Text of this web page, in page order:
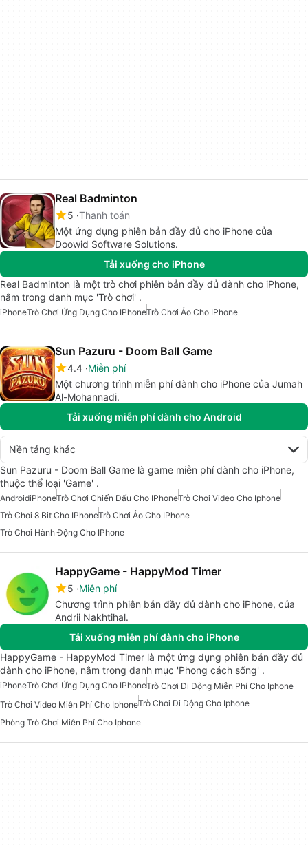
Real Badminton
5 Thanh toán
Một ứng dụng phiên bản đầy đủ cho iPhone của
Doowid Software Solutions.
Tải xuống cho iPhone
Real Badminton là một trò chơi phiên bản đầy đủ dành cho iPhone,
nằm trong danh mục 'Trò chơi' .
iPhoneTrò Chơi Ứng Dụng Cho IPhoneTrò Chơi Ảo Cho IPhone
Sun Pazuru - Doom Ball Game
4.4 Miễn phí
Một chương trình miễn phí dành cho iPhone của Jumah
Al-Mohannadi.
Tải xuống miễn phí dành cho Android
Nền tảng khác
Sun Pazuru - Doom Ball Game là game miễn phí dành cho iPhone,
thuộc thể loại 'Game' .
AndroidiPhoneTrò Chơi Chiến Đấu Cho IPhoneTrò Chơi Video Cho Iphone
Trò Chơi 8 Bit Cho IPhoneTrò Chơi Ảo Cho IPhone
Trò Chơi Hành Động Cho IPhone
HappyGame - HappyMod Timer
5 Miễn phí
Chương trình phiên bản đầy đủ dành cho iPhone, của
Andrii Nakhtihal.
Tải xuống miễn phí dành cho iPhone
HappyGame - HappyMod Timer là một ứng dụng phiên bản đầy đủ
dành cho iPhone, nằm trong danh mục 'Phong cách sống' .
iPhoneTrò Chơi Ứng Dụng Cho IPhoneTrò Chơi Di Động Miễn Phí Cho Iphone
Trò Chơi Video Miễn Phí Cho IphoneTrò Chơi Di Động Cho Iphone
Phòng Trò Chơi Miễn Phí Cho Iphone